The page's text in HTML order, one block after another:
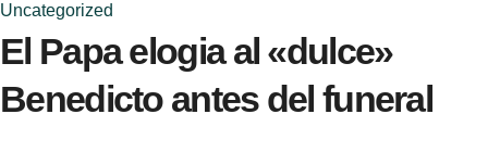
Uncategorized
El Papa elogia al «dulce»
Benedicto antes del funeral